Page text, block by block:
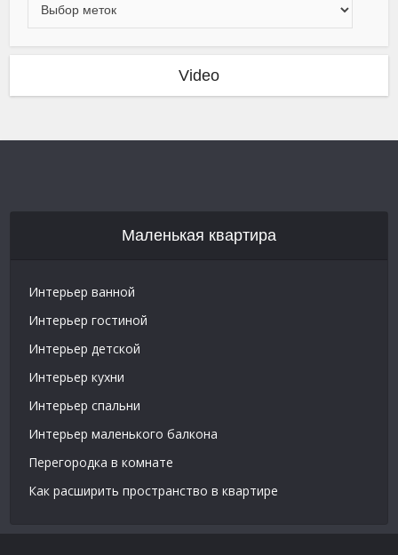
Video
Маленькая квартира
Интерьер ванной
Интерьер гостиной
Интерьер детской
Интерьер кухни
Интерьер спальни
Интерьер маленького балкона
Перегородка в комнате
Как расширить пространство в квартире